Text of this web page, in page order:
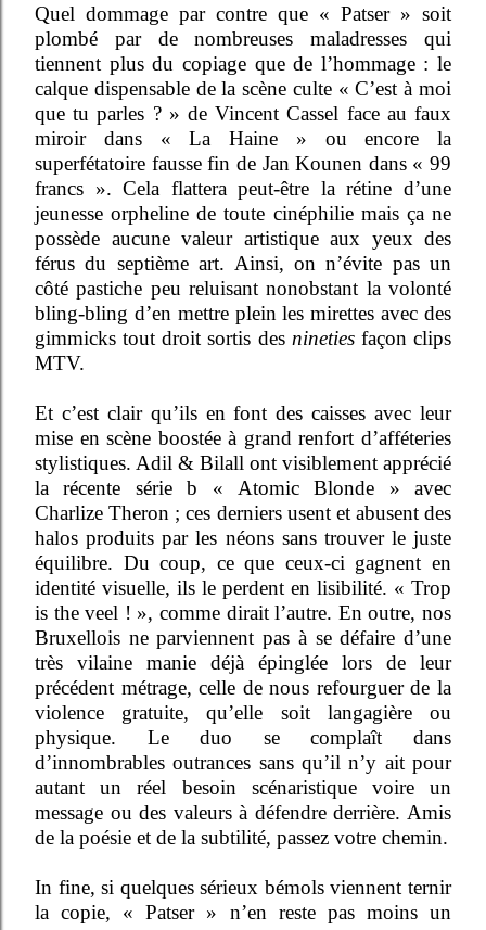
Quel dommage par contre que « Patser » soit
plombé par de nombreuses maladresses qui
tiennent plus du copiage que de l’hommage : le
calque dispensable de la scène culte « C’est à moi
que tu parles ? » de Vincent Cassel face au faux
miroir dans « La Haine » ou encore la
superfétatoire fausse fin de Jan Kounen dans « 99
francs ». Cela flattera peut-être la rétine d’une
jeunesse orpheline de toute cinéphilie mais ça ne
possède aucune valeur artistique aux yeux des
férus du septième art. Ainsi, on n’évite pas un
côté pastiche peu reluisant nonobstant la volonté
bling-bling d’en mettre plein les mirettes avec des
gimmicks tout droit sortis des ninetiesfaçon clips
MTV.
Et c’est clair qu’ils en font des caisses avec leur
mise en scène boostée à grand renfort d’afféteries
stylistiques. Adil & Bilall ont visiblement apprécié
la récente série b « Atomic Blonde » avec
Charlize Theron ; ces derniers usent et abusent des
halos produits par les néons sans trouver le juste
équilibre. Du coup, ce que ceux-ci gagnent en
identité visuelle, ils le perdent en lisibilité. « Trop
is the veel ! », comme dirait l’autre. En outre, nos
Bruxellois ne parviennent pas à se défaire d’une
très vilaine manie déjà épinglée lors de leur
précédent métrage, celle de nous refourguer de la
violence gratuite, qu’elle soit langagière ou
physique. Le duo se complaît dans
d’innombrables outrances sans qu’il n’y ait pour
autant un réel besoin scénaristique voire un
message ou des valeurs à défendre derrière. Amis
de la poésie et de la subtilité, passez votre chemin.
In fine, si quelques sérieux bémols viennent ternir
la copie, « Patser » n’en reste pas moins un